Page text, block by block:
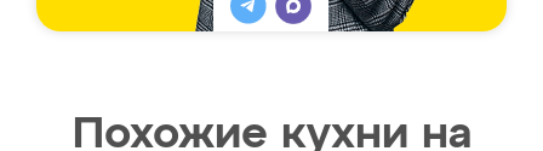
Похожие кухни на